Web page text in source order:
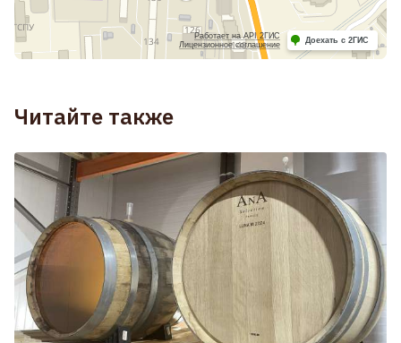
Работает на API 2ГИС
Лицензионное соглашение
Доехать с 2ГИС
Читайте также